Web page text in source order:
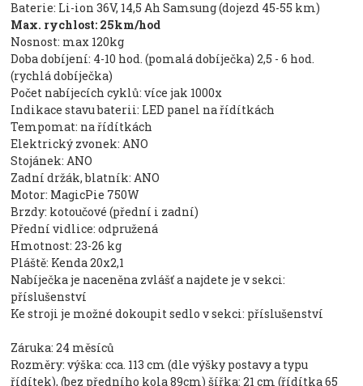
Baterie: Li-ion 36V, 14,5 Ah Samsung (dojezd 45-55 km)
Max. rychlost: 25km/hod
Nosnost: max 120kg
Doba dobíjení: 4-10 hod. (pomalá dobíječka) 2,5 - 6 hod.
(rychlá dobíječka)
Počet nabíjecích cyklů: více jak 1000x
Indikace stavu baterii: LED panel na řídítkách
Tempomat: na řídítkách
Elektrický zvonek: ANO
Stojánek: ANO
Zadní držák, blatník: ANO
Motor: MagicPie 750W
Brzdy: kotoučové (přední i zadní)
Přední vidlice: odpružená
Hmotnost: 23-26 kg
Pláště: Kenda 20x2,1
Nabíječka je naceněna zvlášť a najdete je v sekci:
příslušenství
Ke stroji je možné dokoupit sedlo v sekci: příslušenství
Záruka: 24 měsíců
Rozměry: výška: cca. 113 cm (dle výšky postavy a typu
řídítek), (bez předního kola 89cm) šířka: 21 cm (řídítka 65